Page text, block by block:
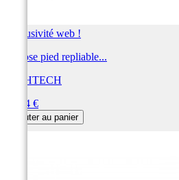
Exclusivité web !
Repose pied repliable...
LIGHTECH
59,04 €
Ajouter au panier